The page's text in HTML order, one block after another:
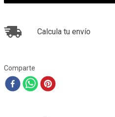
Calcula tu envío
Comparte